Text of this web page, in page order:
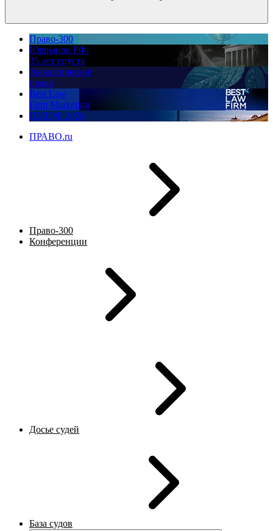
Право-300
Юррынок РФ:
35 лет спустя
Экологическое
право
Best Law
Firm Marketing
ПМЮФ 2026
ПРАВО.ru
Право-300
Конференции
Досье судей
База судов